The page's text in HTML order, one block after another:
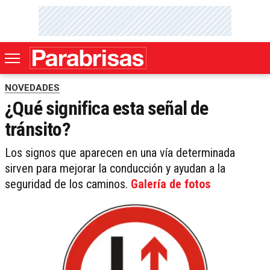
NOVEDADES
¿Qué significa esta señal de
tránsito?
Los signos que aparecen en una vía determinada
sirven para mejorar la conducción y ayudan a la
seguridad de los caminos. Galería de fotos